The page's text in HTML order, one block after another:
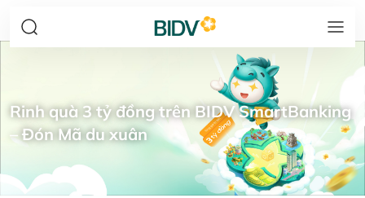
Rinh quà 3 tỷ đồng trên BIDV SmartBanking
– Đón Mã du xuân